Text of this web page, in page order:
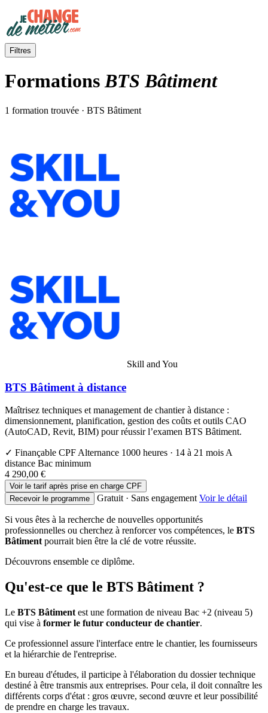
Filtres
FormationsBTS Bâtiment
1 formation trouvée · BTS Bâtiment
Skill and You
BTS Bâtiment à distance
Maîtrisez techniques et management de chantier à distance :
dimensionnement, planification, gestion des coûts et outils CAO
(AutoCAD, Revit, BIM) pour réussir l’examen BTS Bâtiment.
✓ Finançable CPF Alternance 1000 heures · 14 à 21 mois A
distance Bac minimum
4 290,00 €
Voir le tarif après prise en charge CPF
Recevoir le programme
Gratuit · Sans engagement Voir le détail
Si vous êtes à la recherche de nouvelles opportunités
professionnelles ou cherchez à renforcer vos compétences, le BTS
Bâtiment pourrait bien être la clé de votre réussite.
Découvrons ensemble ce diplôme.
Qu'est-ce que le BTS Bâtiment ?
Le BTS Bâtiment est une formation de niveau Bac +2 (niveau 5)
qui vise à former le futur conducteur de chantier.
Ce professionnel assure l'interface entre le chantier, les fournisseurs
et la hiérarchie de l'entreprise.
En bureau d'études, il participe à l'élaboration du dossier technique
destiné à être transmis aux entreprises. Pour cela, il doit connaître les
différents corps d'état : gros œuvre, second œuvre et leur possibilité
de prendre en charge les travaux.